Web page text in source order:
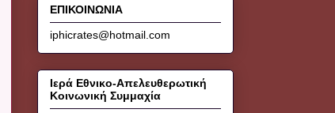
ΕΠΙΚΟΙΝΩΝΙΑ
iphicrates@hotmail.com
Ιερά Εθνικο-Απελευθερωτική
Κοινωνική Συμμαχία